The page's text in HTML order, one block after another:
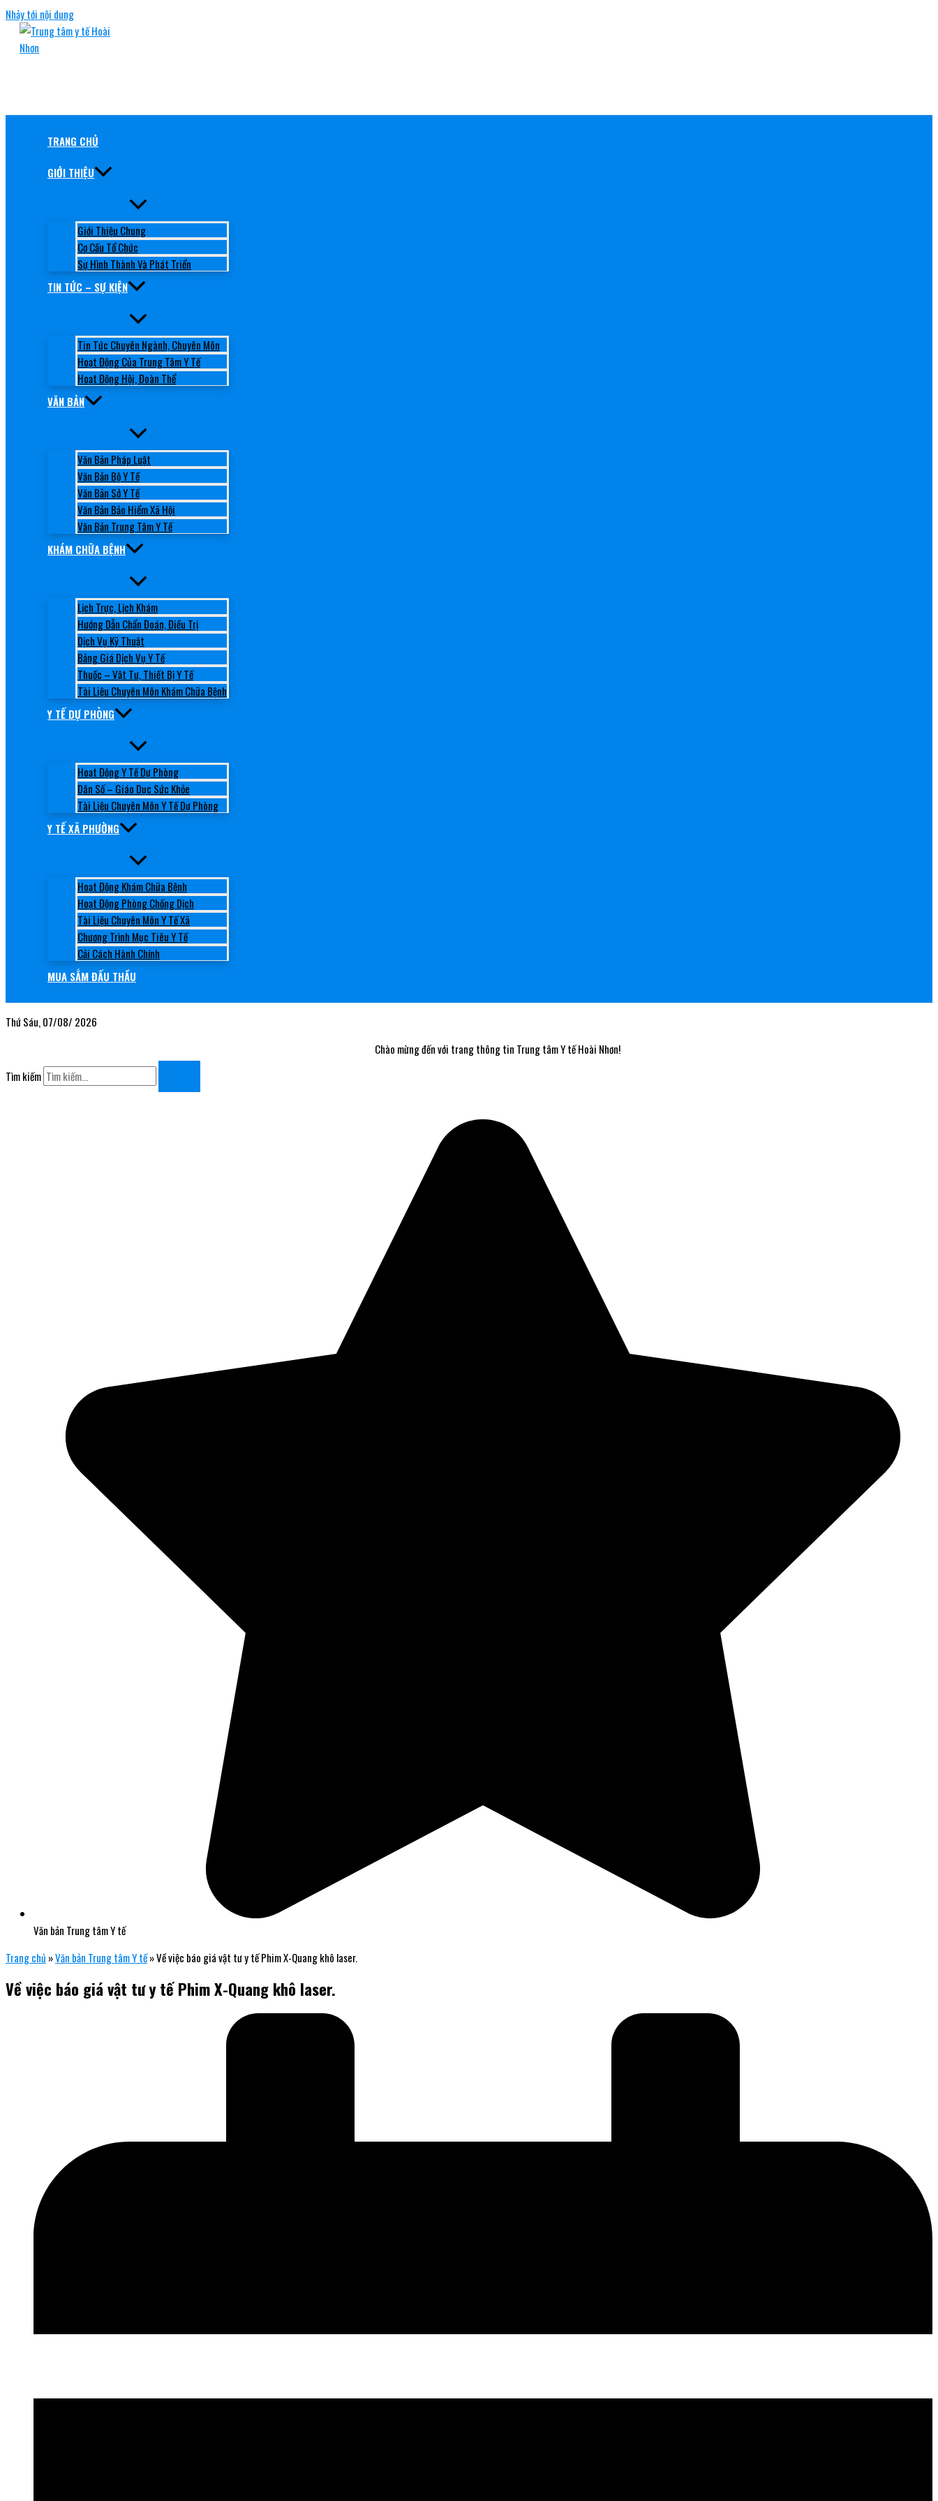
Nhảy tới nội dung
TRANG CHỦ
GIỚI THIỆU
Giới Thiệu Chung
Cơ Cấu Tổ Chức
Sự Hình Thành Và Phát Triển
TIN TỨC – SỰ KIỆN
Tin Tức Chuyên Ngành, Chuyên Môn
Hoạt Động Của Trung Tâm Y Tế
Hoạt Động Hội, Đoàn Thể
VĂN BẢN
Văn Bản Pháp Luật
Văn Bản Bộ Y Tế
Văn Bản Sở Y Tế
Văn Bản Bảo Hiểm Xã Hội
Văn Bản Trung Tâm Y Tế
KHÁM CHỮA BỆNH
Lịch Trực, Lịch Khám
Hướng Dẫn Chẩn Đoán, Điều Trị
Dịch Vụ Kỹ Thuật
Bảng Giá Dịch Vụ Y Tế
Thuốc – Vật Tư, Thiết Bị Y Tế
Tài Liệu Chuyên Môn Khám Chữa Bệnh
Y TẾ DỰ PHÒNG
Hoạt Động Y Tế Dự Phòng
Dân Số – Giáo Dục Sức Khỏe
Tài Liệu Chuyên Môn Y Tế Dự Phòng
Y TẾ XÃ PHƯỜNG
Hoạt Động Khám Chữa Bệnh
Hoạt Động Phòng Chống Dịch
Tài Liệu Chuyên Môn Y Tế Xã
Chương Trình Mục Tiêu Y Tế
Cải Cách Hành Chính
MUA SẮM ĐẤU THẦU
Thứ Sáu, 07/08/ 2026
Chào mừng đến với trang thông tin Trung tâm Y tế Hoài Nhơn!
Tìm kiếm
Văn bản Trung tâm Y tế
Trang chủ »Văn bản Trung tâm Y tế»Về việc báo giá vật tư y tế Phim X-Quang khô laser.
Về việc báo giá vật tư y tế Phim X-Quang khô laser.